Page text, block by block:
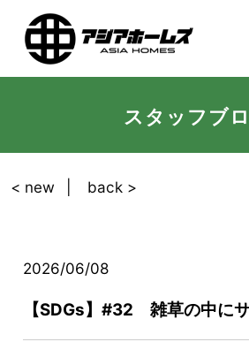
スタッフブ
< new back >
2026/06/08
【SDGs】#32 雑草の中にサ